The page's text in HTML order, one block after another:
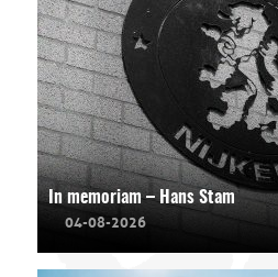
In memoriam – Hans Stam
04-08-2026